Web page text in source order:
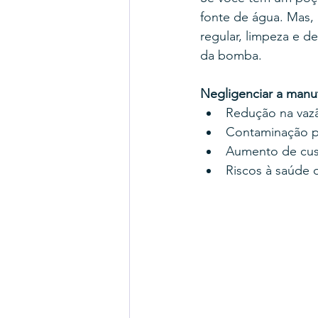
fonte de água.
regular, limpeza e
da bomba.
Negligenciar a
Redução na
Contaminação
Aumento de
Riscos à saúde